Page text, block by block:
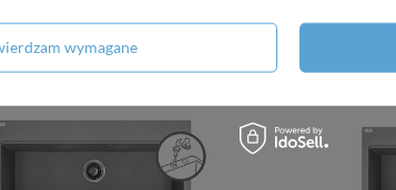
wymagane